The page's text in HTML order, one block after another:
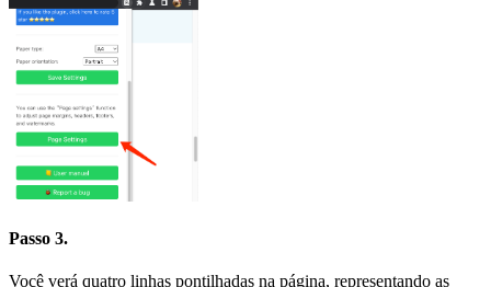
Passo 3.
Você verá quatro linhas pontilhadas na página, representando as